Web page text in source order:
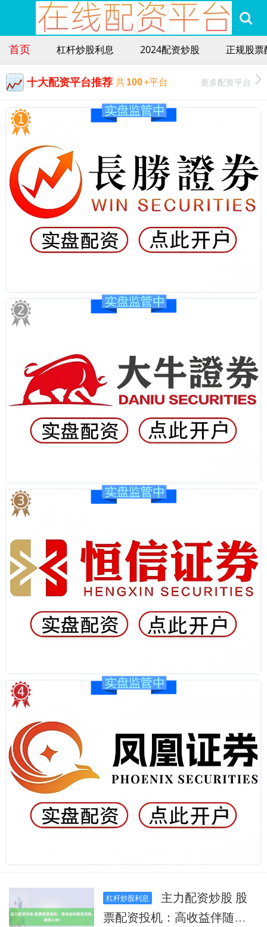
首页 杠杆炒股利息 2024配资炒股 正规股票
十大配资平台推荐 共100+平台 更多配资平台
杠杆炒股利息
票配资投机：高收益伴随高